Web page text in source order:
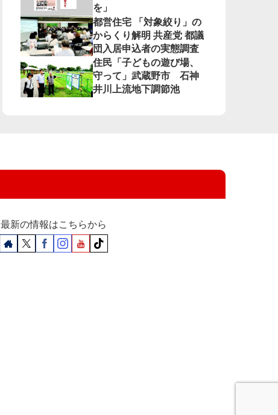
を」
都営住宅 「対象絞り」の
からくり解明 共産党 都議
団入居申込者の実態調査
住民「子どもの遊び場、
守って」武蔵野市 石神
井川上流地下調節池
最新の情報はこちらから